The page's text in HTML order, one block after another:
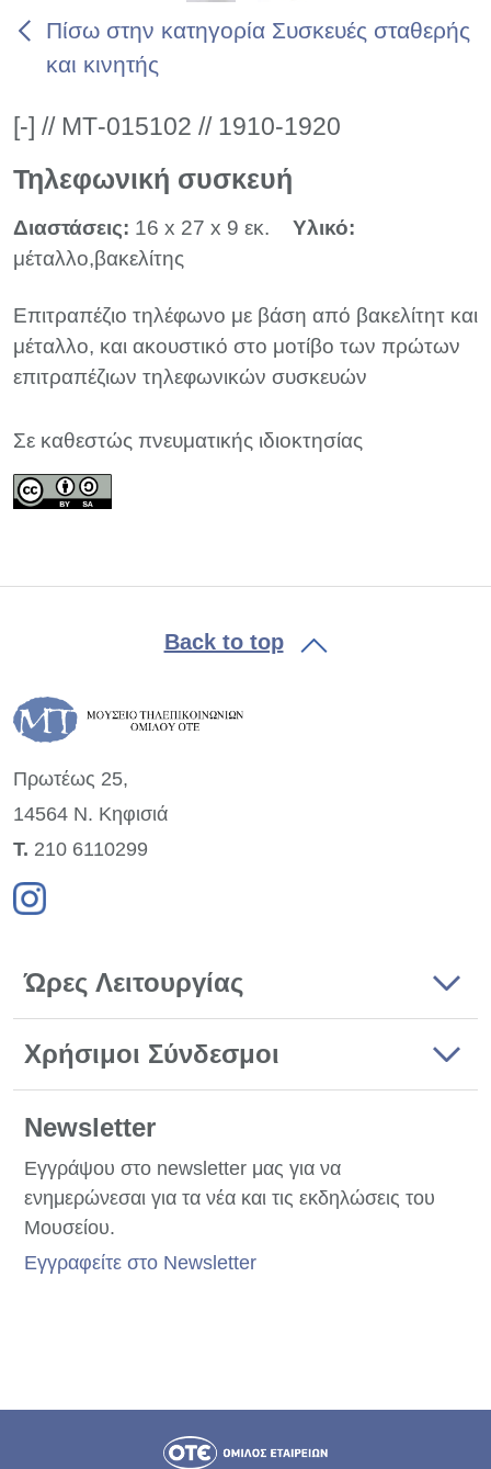
Πίσω στην κατηγορία Συσκευές σταθερής
και κινητής
[-] // ΜΤ-015102 // 1910-1920
Τηλεφωνική συσκευή
Διαστάσεις: 16 x 27 x 9 εκ.
Υλικό:
μέταλλο,βακελίτης
Επιτραπέζιο τηλέφωνο με βάση από βακελίτητ και
μέταλλο, και ακουστικό στο μοτίβο των πρώτων
επιτραπέζιων τηλεφωνικών συσκευών
Σε καθεστώς πνευματικής ιδιοκτησίας
Back to top
Πρωτέως 25,
14564 Ν. Κηφισιά
Τ. 210 6110299
Ώρες Λειτουργίας
Χρήσιμοι Σύνδεσμοι
Newsletter
Εγγράψου στο newsletter μας για να
ενημερώνεσαι για τα νέα και τις εκδηλώσεις του
Μουσείου.
Εγγραφείτε στο Newsletter